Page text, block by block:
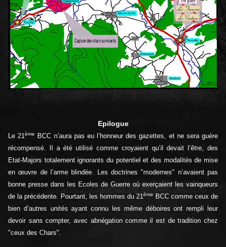
Epilogue
Le 21ème
BCC n’aura pas eu l’honneur des gazettes, et ne sera guère
récompensé. Il a été utilisé comme croyaient qu’il devait l’être, des
Etat-Majors totalement ignorants du potentiel et des modalités de mise
en œuvre de l’arme blindée. Les doctrines "modernes" n’avaient pas
bonne presse dans les Ecoles de Guerre où exerçaient les vainqueurs
de la précédente. Pourtant, les hommes du 21ème
BCC comme ceux de
bien d’autres unités ayant connu les même déboires ont rempli leur
devoir sans compter, avec abnégation comme il est de tradition chez
"ceux des Chars".